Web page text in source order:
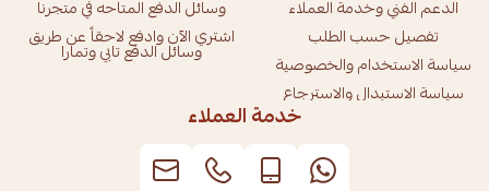
الدعم الفني وخدمة العملاء
تفصيل حسب الطلب
سياسة الاستخدام والخصوصية
سياسة الاستبدال والاسترجاع
وسائل الدفع المتاحه في متجرنا
اشتري الآن وادفع لاحقاً عن طريق
وسائل الدفع تابي وتمارا
خدمة العملاء